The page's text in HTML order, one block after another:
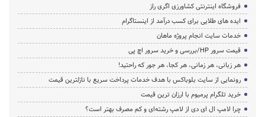
فروشگاه اینترنتی کشاورزی اگری راز
ایده های طلایی برای کسب درآمد از اینستاگرام
خدمات سایت انجام پروژه ماهان
قیمت سرور HP/بررسی و خرید سرور اچ پی
هر زبانی، هر زمانی، هر کجا، هر جور که راحتید!
رونمایی از سایت بلوباکس با هدف خدمات پرداخت سریع با نازلترین قیمت
خرید تلگرام پرمیوم با ارزان ترین قیمت
چرا لامپ ال ای دی از لامپ رشته‌ای و کم مصرف بهتر است؟